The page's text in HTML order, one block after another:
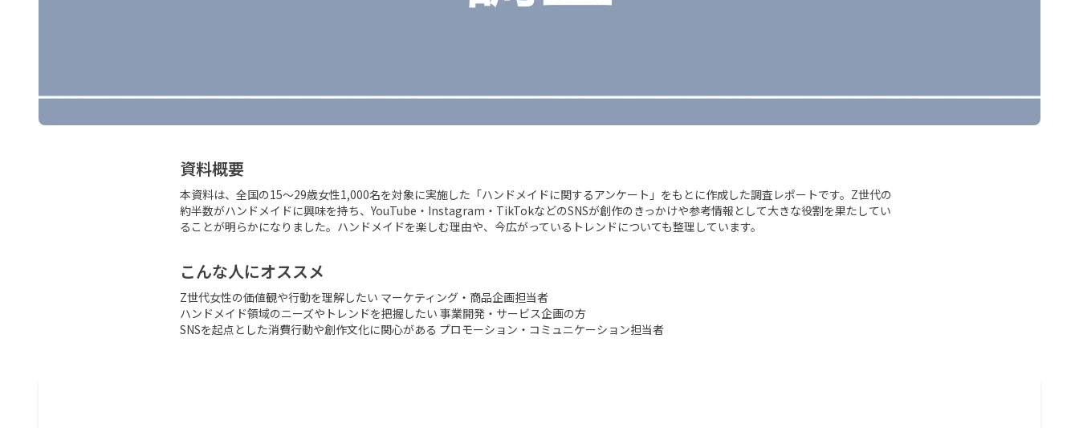
資料概要
本資料は、全国の15〜29歳女性1,000名を対象に実施した「ハンドメイドに関するアンケート」をもとに作成した調査レポートです。Z世代の
約半数がハンドメイドに興味を持ち、YouTube・Instagram・TikTokなどのSNSが創作のきっかけや参考情報として大きな役割を果たしてい
ることが明らかになりました。ハンドメイドを楽しむ理由や、今広がっているトレンドについても整理しています。
こんな人にオススメ
Z世代女性の価値観や行動を理解したい マーケティング・商品企画担当者
ハンドメイド領域のニーズやトレンドを把握したい 事業開発・サービス企画の方
SNSを起点とした消費行動や創作文化に関心がある プロモーション・コミュニケーション担当者